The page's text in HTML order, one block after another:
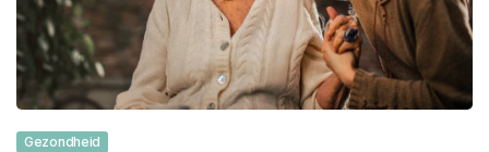
Gezondheid